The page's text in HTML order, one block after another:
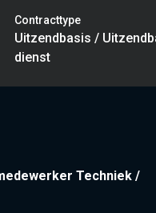
Contracttype
Uitzendbasis /
dienst
Techniek /